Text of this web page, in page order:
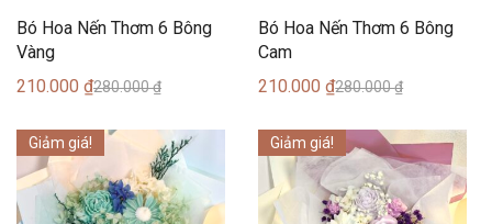
Bó Hoa Nến Thơm 6 Bông
Vàng
280.000₫
210.000 ₫
Bó Hoa Nến Thơm 6 Bông
Cam
280.000₫
210.000₫
Giảm giá! Giảm giá!